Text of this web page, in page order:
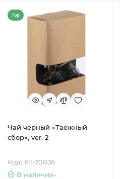
Top
Чай черный «Таежный
сбор», ver. 2
Код: PJ-20036
В наличии-